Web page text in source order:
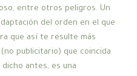
entre otros peligros. Un
del orden en el que
que así te resulte más
publicitario) que coincida
antes, es una